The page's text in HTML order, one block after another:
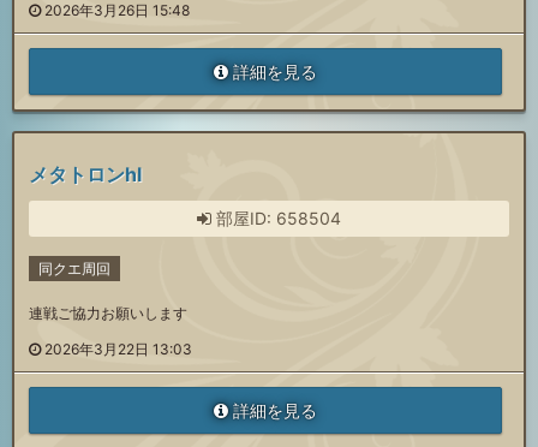
2026年3月26日 15:48
詳細を見る
メタトロンhl
部屋ID: 658504
同クエ周回
連戦ご協力お願いします
2026年3月22日 13:03
詳細を見る